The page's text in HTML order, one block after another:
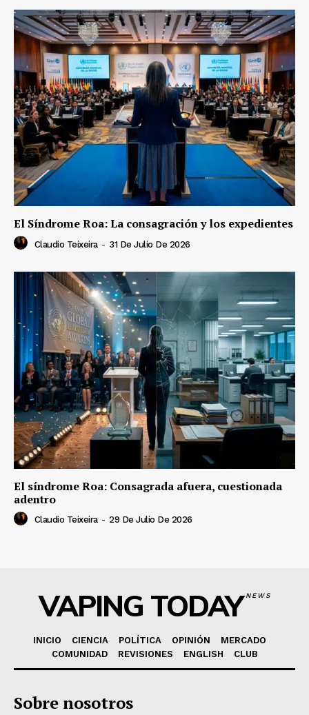
El Síndrome Roa: La consagración y los expedientes
Claudio Teixeira - 31 De Julio De 2026
El síndrome Roa: Consagrada afuera, cuestionada
adentro
Claudio Teixeira - 29 De Julio De 2026
VAPING TODAYNEWS
INICIO CIENCIA POLÍTICA OPINIÓN
MERCADO
COMUNIDAD
REVISIONES ENGLISH CLUB
Sobre nosotros